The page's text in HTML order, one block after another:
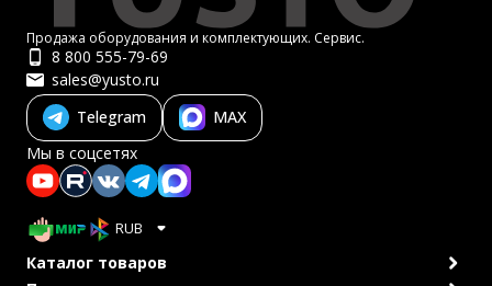
Продажа оборудования и комплектующих. Сервис.
8 800 555-79-69
sales@yusto.ru
Telegram
MAX
Мы в соцсетях
RUB
Каталог товаров